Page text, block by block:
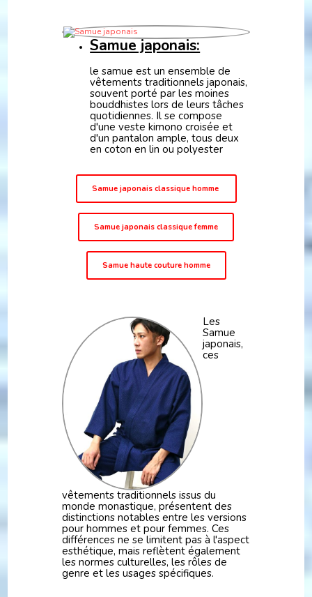
Samue japonais:
le samue est un ensemble de
vêtements traditionnels japonais,
souvent porté par les moines
bouddhistes lors de leurs tâches
quotidiennes. Il se compose
d'une veste kimono croisée et
d'un pantalon ample, tous deux
en coton en lin ou polyester
Samue japonais classique homme
Samue japonais classique femme
Samue haute couture homme
Les
Samue
japonais,
ces
vêtements traditionnels issus du
monde monastique, présentent des
distinctions notables entre les versions
pour hommes et pour femmes. Ces
différences ne se limitent pas à l'aspect
esthétique, mais reflètent également
les normes culturelles, les rôles de
genre et les usages spécifiques.